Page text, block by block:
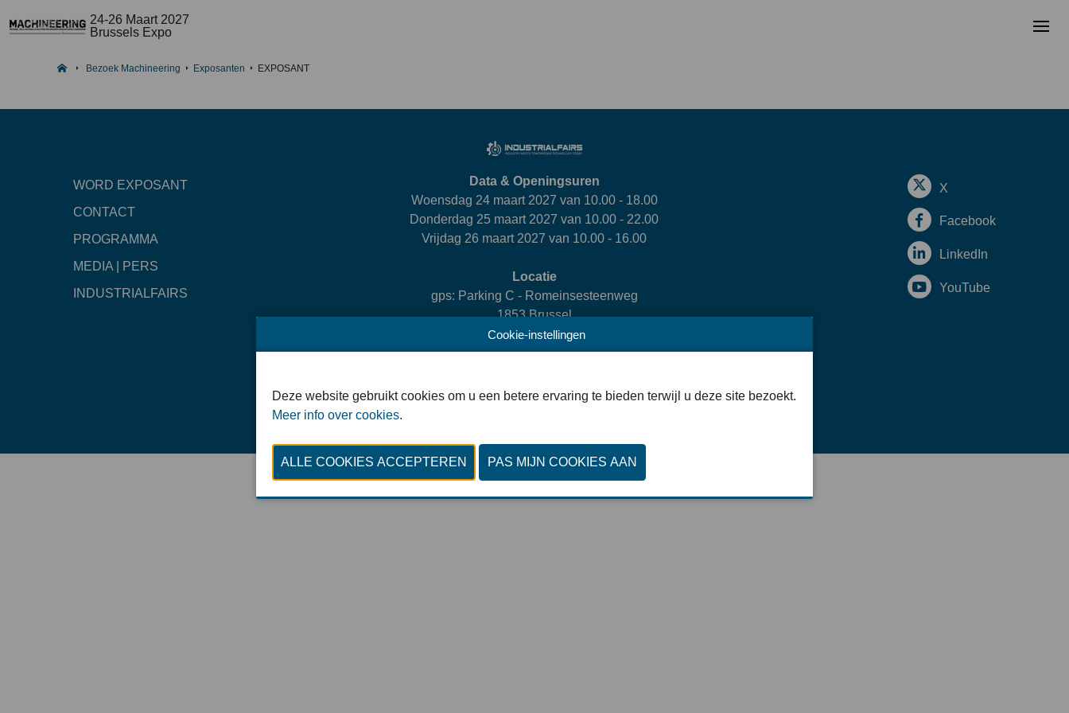
24-26 Maart 2027
Brussels Expo
Bezoek Machineering Exposanten EXPOSANT
WORD EXPOSANT
CONTACT
PROGRAMMA
MEDIA | PERS
INDUSTRIALFAIRS
Data & Openingsuren
Woensdag 24 maart 2027 van 10.00 - 18.00
Donderdag 25 maart 2027 van 10.00 - 22.00
Vrijdag 26 maart 2027 van 10.00 - 16.00
Locatie
gps: Parking C - Romeinsesteenweg
1853 Brussel
X
Facebook
LinkedIn
YouTube
Privacy Policy
Cookie-instellingen
Deze website gebruikt cookies om u een betere ervaring te bieden terwijl u deze site bezoekt.
Meer info over cookies.